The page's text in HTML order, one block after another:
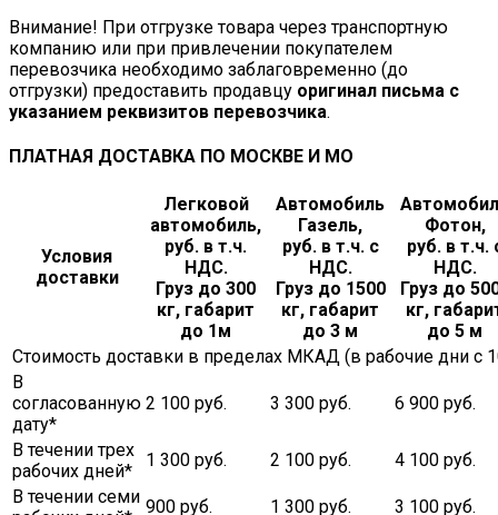
Внимание! При отгрузке товара через транспортную
компанию или при привлечении покупателем
перевозчика необходимо заблаговременно (до
отгрузки) предоставить продавцу оригинал письма с
указанием реквизитов перевозчика.
ПЛАТНАЯ ДОСТАВКА ПО МОСКВЕ И МО
Условия
доставки
Легковой
автомобиль,
руб. в т.ч.
НДС.
Груз до 300
кг, габарит
до 1м
Автомобиль
Газель,
руб. в т.ч. с
НДС.
Груз до 1500
кг, габарит
до 3 м
Фотон,
руб. в т.ч.
НДС.
Груз до
кг,
до 5 м
Стоимость доставки в пределах МКАД (в рабочие дни с
В
согласованную
дату*
2 100 руб. 3 300 руб. 6 900 руб.
В течении трех
рабочих дней*
1 300 руб. 2 100 руб.
4 100 руб.
В течении семи 900 руб. 1 300 руб. 3 100 руб.